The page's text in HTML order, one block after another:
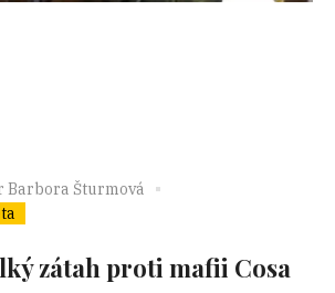
Barbora Šturmová
zátah proti mafii Cosa